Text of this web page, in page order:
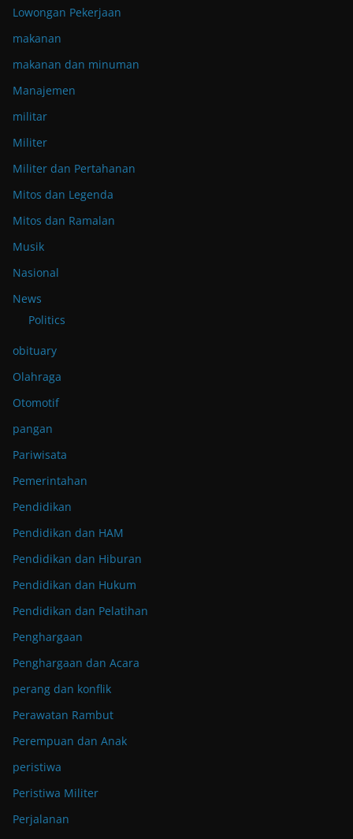
Lowongan Pekerjaan
makanan
makanan dan minuman
Manajemen
militar
Militer
Militer dan Pertahanan
Mitos dan Legenda
Mitos dan Ramalan
Musik
Nasional
News
Politics
obituary
Olahraga
Otomotif
pangan
Pariwisata
Pemerintahan
Pendidikan
Pendidikan dan HAM
Pendidikan dan Hiburan
Pendidikan dan Hukum
Pendidikan dan Pelatihan
Penghargaan
Penghargaan dan Acara
perang dan konflik
Perawatan Rambut
Perempuan dan Anak
peristiwa
Peristiwa Militer
Perjalanan